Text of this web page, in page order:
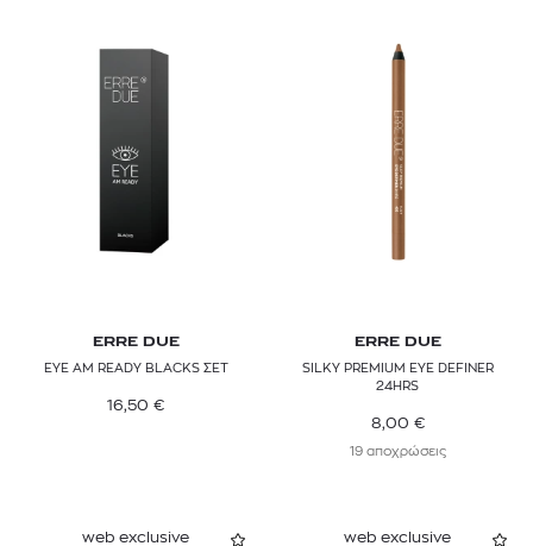
ERRE DUE
EYE AM READY BLACKS ΣΕΤ
16,50 €
ERRE DUE
SILKY PREMIUM EYE DEFINER
24HRS
8,00 €
19 αποχρώσεις
web exclusive web exclusive